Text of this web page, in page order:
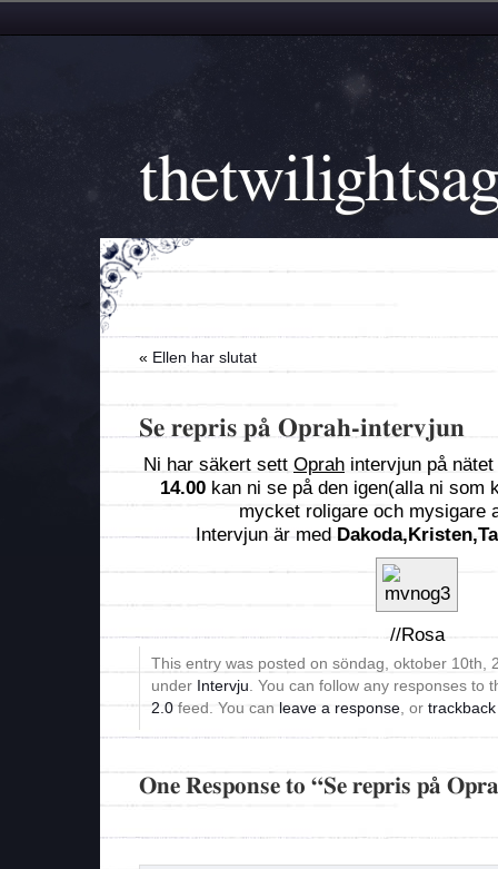
« Ellen har slutat
Se repris på Oprah-intervjun
Ni har säkert sett Oprah intervjun på
14.00 kan ni se på den igen(alla ni som
mycket roligare och mysigare
Intervjun är med
//Rosa
This entry was posted on söndag, oktober 10th,
under Intervju . You can follow any responses
2.0 feed. You can leave a response , or trackback
One Response to “Se repris på